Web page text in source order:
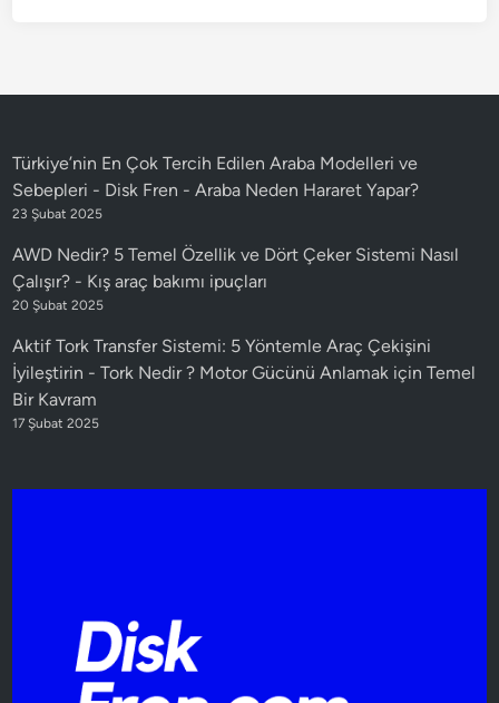
Türkiye’nin En Çok Tercih Edilen Araba Modelleri ve
Sebepleri - Disk Fren -Araba Neden Hararet Yapar?
23 Şubat 2025
AWD Nedir? 5 Temel Özellik ve Dört Çeker Sistemi Nasıl
Çalışır? - Kış araç bakımı ipuçları
20 Şubat 2025
Aktif Tork Transfer Sistemi: 5 Yöntemle Araç Çekişini
İyileştirin -Tork Nedir ? Motor Gücünü Anlamak için Temel
Bir Kavram
17 Şubat 2025